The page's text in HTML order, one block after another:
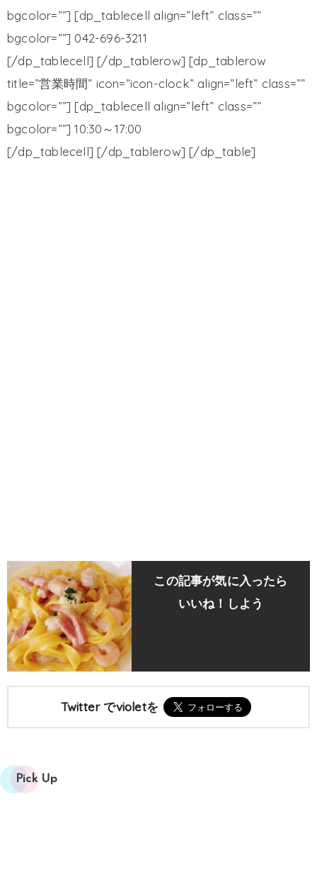
bgcolor=””] [dp_tablecell align=”left” class=””
bgcolor=””] 042-696-3211
[/dp_tablecell] [/dp_tablerow] [dp_tablerow
title=”営業時間” icon=”icon-clock” align=”left” class=””
bgcolor=””] [dp_tablecell align=”left” class=””
bgcolor=””] 10:30～17:00
[/dp_tablecell] [/dp_tablerow] [/dp_table]
この記事が気に入ったら
いいね！しよう
Twitter でvioletを
Pick Up